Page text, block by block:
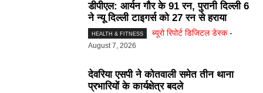
डीपीएल: आर्यन गौर के 91 रन, पुरानी दिल्ली 6
ने न्यू दिल्ली टाइगर्स को 27 रन से हराया
HEALTH & FITNESS ब्यूरो रिपोर्ट डिजिटल डेस्क -
August 7, 2026
देवरिया एसपी ने कोतवाली समेत तीन थाना
प्रभारियाें के कार्यक्षेत्र बदले